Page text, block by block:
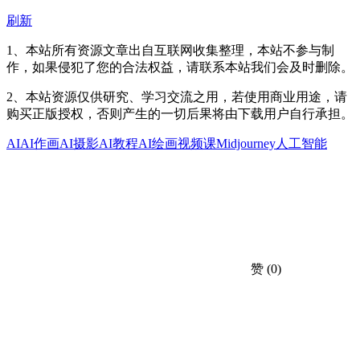
刷新
1、本站所有资源文章出自互联网收集整理，本站不参与制
作，如果侵犯了您的合法权益，请联系本站我们会及时删除。
2、本站资源仅供研究、学习交流之用，若使用商业用途，请
购买正版授权，否则产生的一切后果将由下载用户自行承担。
AIAI作画AI摄影AI教程AI绘画视频课Midjourney人工智能
赞 (0)